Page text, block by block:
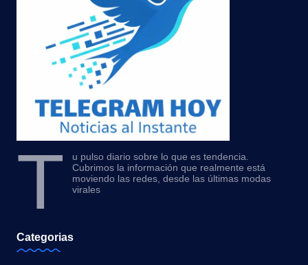
T
u pulso diario sobre lo que es tendencia.
Cubrimos la información que realmente está
moviendo las redes, desde las últimas modas
virales
Categorias